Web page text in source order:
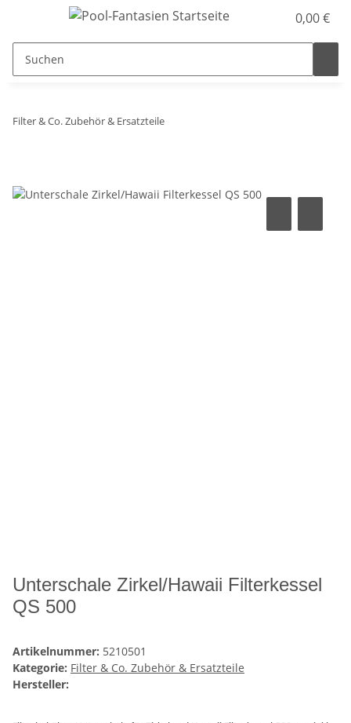
0,00 €
Filter & Co. Zubehör & Ersatzteile
Unterschale Zirkel/Hawaii Filterkessel
QS 500
Artikelnummer: 5210501
Kategorie: Filter & Co. Zubehör & Ersatzteile
Hersteller: